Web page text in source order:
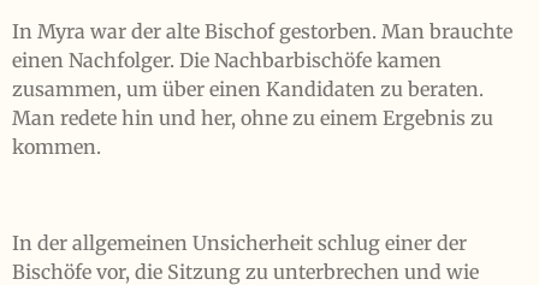
In Myra war der alte Bischof gestorben. Man brauchte
einen Nachfolger. Die Nachbarbischöfe kamen
zusammen, um über einen Kandidaten zu beraten.
Man redete hin und her, ohne zu einem Ergebnis zu
kommen.
In der allgemeinen Unsicherheit schlug einer der
Bischöfe vor, die Sitzung zu unterbrechen und wie